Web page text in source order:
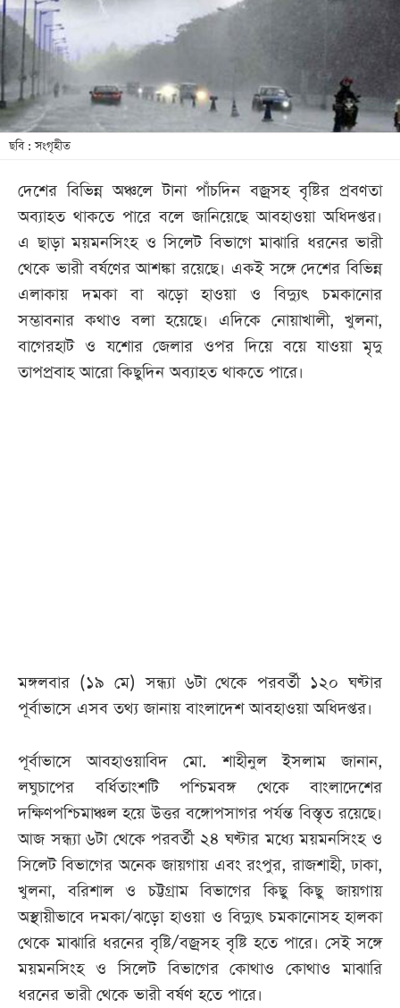
খেলা
বিনোদন
লাইফ
স্টাইল
শিক্ষা
বিভাগ
ভিডিও
ছবি : সংগৃহীত
দেশের বিভিন্ন অঞ্চলে টানা পাঁচদিন বজ্রসহ বৃষ্টির প্রবণতা
অব্যাহত থাকতে পারে বলে জানিয়েছে আবহাওয়া অধিদপ্তর।
এ ছাড়া ময়মনসিংহ ও সিলেট বিভাগে মাঝারি ধরনের ভারী
থেকে ভারী বর্ষণের আশঙ্কা রয়েছে। একই সঙ্গে দেশের বিভিন্ন
এলাকায় দমকা বা ঝড়ো হাওয়া ও বিদ্যুৎ চমকানোর
সম্ভাবনার কথাও বলা হয়েছে। এদিকে নোয়াখালী, খুলনা,
বাগেরহাট ও যশোর জেলার ওপর দিয়ে বয়ে যাওয়া মৃদু
তাপপ্রবাহ আরো কিছুদিন অব্যাহত থাকতে পারে।
মঙ্গলবার (১৯ মে) সন্ধ্যা ৬টা থেকে পরবর্তী ১২০ ঘণ্টার
পূর্বাভাসে এসব তথ্য জানায় বাংলাদেশ আবহাওয়া অধিদপ্তর।
পূর্বাভাসে আবহাওয়াবিদ মো. শাহীনুল ইসলাম জানান,
লঘুচাপের বর্ধিতাংশটি পশ্চিমবঙ্গ থেকে বাংলাদেশের
দক্ষিণপশ্চিমাঞ্চল হয়ে উত্তর বঙ্গোপসাগর পর্যন্ত বিস্তৃত রয়েছে।
আজ সন্ধ্যা ৬টা থেকে পরবর্তী ২৪ ঘণ্টার মধ্যে ময়মনসিংহ ও
সিলেট বিভাগের অনেক জায়গায় এবং রংপুর, রাজশাহী, ঢাকা,
খুলনা, বরিশাল ও চট্টগ্রাম বিভাগের কিছু কিছু জায়গায়
অস্থায়ীভাবে দমকা/ঝড়ো হাওয়া ও বিদ্যুৎ চমকানোসহ হালকা
থেকে মাঝারি ধরনের বৃষ্টি/বজ্রসহ বৃষ্টি হতে পারে। সেই সঙ্গে
ময়মনসিংহ ও সিলেট বিভাগের কোথাও কোথাও মাঝারি
ধরনের ভারী থেকে ভারী বর্ষণ হতে পারে।